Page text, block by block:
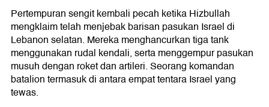
Pertempuran sengit kembali pecah ketika Hizbullah
mengklaim telah menjebak barisan pasukan Israel di
Lebanon selatan. Mereka menghancurkan tiga tank
menggunakan rudal kendali, serta menggempur pasukan
musuh dengan roket dan artileri. Seorang komandan
batalion termasuk di antara empat tentara Israel yang
tewas.